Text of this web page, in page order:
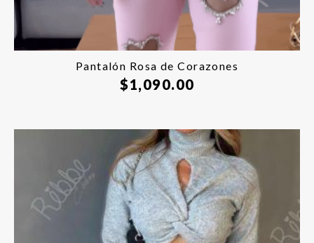
Pantalón Rosa de Corazones
$1,090.00